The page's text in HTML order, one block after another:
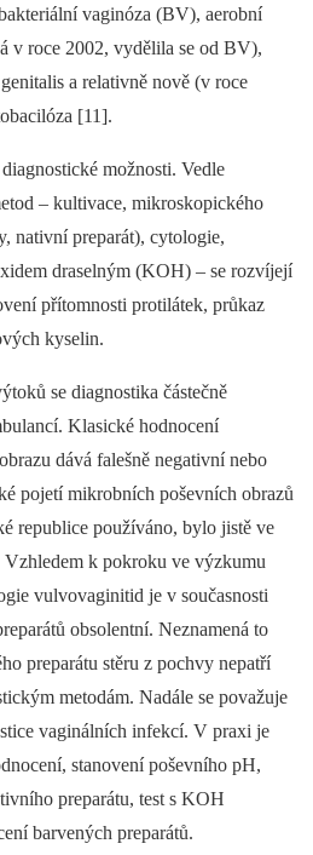
vaginóza (BV), aerobní
v roce 2002, vydělila se od BV),
a relativně nově (v roce
[11].
možnosti. Vedle
–⁠ kultivace, mikroskopického
nativní preparát), cytologie,
draselným (KOH) –⁠ se rozvíjejí
přítomnosti protilátek, průkaz
kyselin.
se diagnostika částečně
Klasické hodnocení
dává falešně negativní nebo
pojetí mikrobních poševních obrazů
republice používáno, bylo jistě ve
k pokroku ve výzkumu
vulvovaginitid je v současnosti
obsolentní. Neznamená to
preparátu stěru z pochvy nepatří
metodám. Nadále se považuje
vaginálních infekcí. V praxi je
stanovení poševního pH,
preparátu, test s KOH
barvených preparátů.